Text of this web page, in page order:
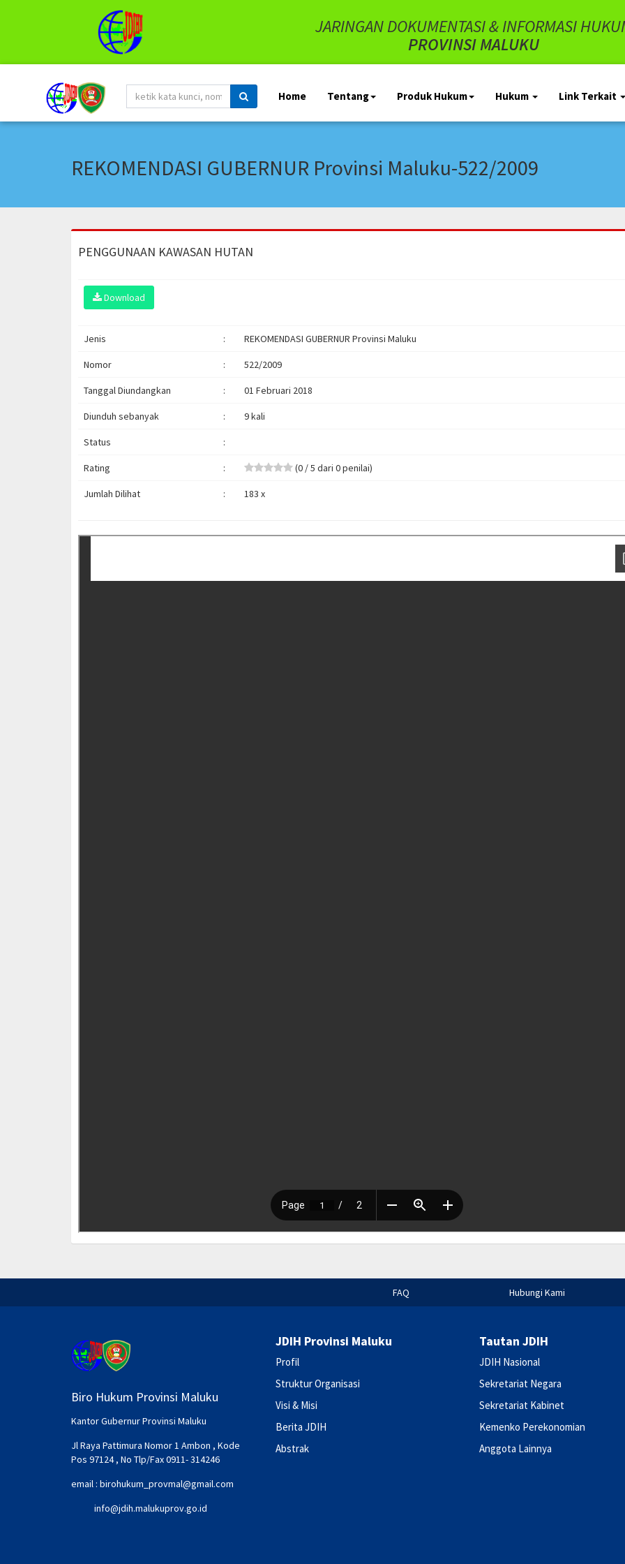
JARINGAN DOKUMENTASI & INFORMASI
PROVINSI MALUKU
Home Tentang Produk Hukum Hukum Link Terkait
REKOMENDASI GUBERNUR Provinsi Maluku-522/2009
PENGGUNAAN KAWASAN HUTAN
Download
Jenis : REKOMENDASI GUBERNUR Provinsi Maluku
Nomor : 522/2009
Tanggal Diundangkan : 01 Februari 2018
Diunduh sebanyak : 9 kali
Status :
Rating : (0 / 5 dari 0 penilai)
Jumlah Dilihat : 183 x
FAQ Hubungi Kami
Biro Hukum Provinsi Maluku
Kantor Gubernur Provinsi Maluku
Jl Raya Pattimura Nomor 1 Ambon , Kode
Pos 97124 , No Tlp/Fax 0911- 314246
email : birohukum_provmal@gmail.com
info@jdih.malukuprov.go.id
JDIH Provinsi Maluku
Profil
Struktur Organisasi
Visi & Misi
Berita JDIH
Abstrak
Tautan JDIH
JDIH Nasional
Sekretariat Negara
Sekretariat Kabinet
Kemenko Perekonomian
Anggota Lainnya